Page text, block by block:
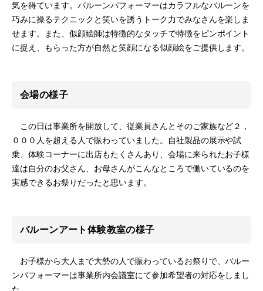
気を得ています。バルーンパフォーマーはカラフルなバルーンを
巧みに操るテクニックと笑いを誘うトーク力でみなさんを楽しま
せます。また、似顔絵師は特徴的なタッチで特徴をピンポイント
に捉え、もらった方が自然と笑顔になる似顔絵をご提供します。
会場の様子
この日は事業所を開放して、従業員さんとそのご家族など２，
０００人を超える人で賑わっていました。自社製品の展示や試
乗、体験コーナーに出店もたくさんあり、会場に来られたお子様
達は自分のお父さん、お母さんがこんなところで働いているのを
実感できるお祭りだったと思います。
バルーンアート体験教室の様子
お子様から大人まで大勢の人で賑わっているお祭りで、バルー
ンパフォーマーは事業所内会議室にて参加希望者の対応をしまし